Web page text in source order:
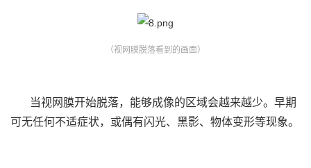
（视网膜脱落看到的画面）
当视网膜开始脱落，能够成像的区域会越来越少。早期
可无任何不适症状，或偶有闪光、黑影、物体变形等现象。